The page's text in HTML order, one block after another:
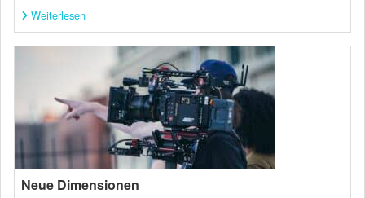
Weiterlesen
Neue Dimensionen